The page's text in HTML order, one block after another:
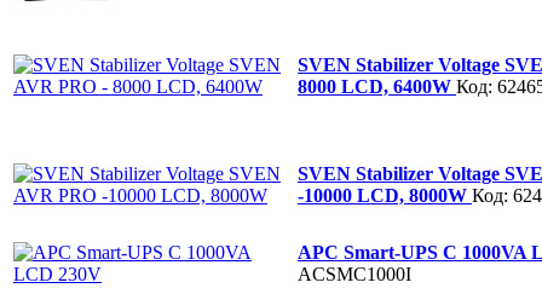
SVEN Stabilizer Voltage
8000 LCD, 6400W Код:
SVEN Stabilizer Voltage
-10000 LCD, 8000W Код:
APC Smart-UPS C 1000VA
ACSMC1000I